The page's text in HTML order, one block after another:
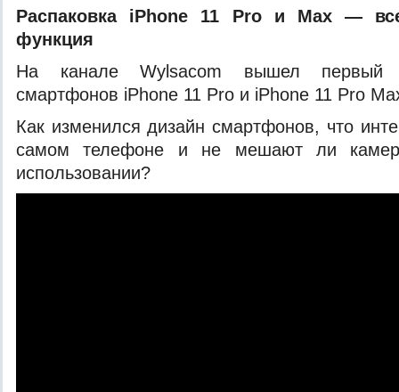
Распаковка iPhone 11 Pro и Max —
функция
На канале Wylsacom вышел первый
смартфонов iPhone 11 Pro и iPhone 11 Pro
Как изменился дизайн смартфонов, что
самом телефоне и не мешают ли
использовании?